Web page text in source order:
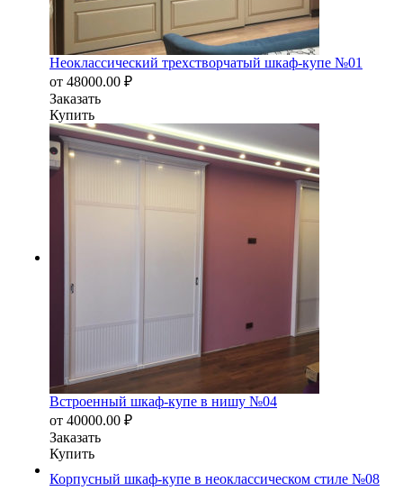
Неоклассический трехстворчатый шкаф-купе №01
от 48000.00 ₽
Заказать
Купить
Встроенный шкаф-купе в нишу №04
от 40000.00 ₽
Заказать
Купить
Корпусный шкаф-купе в неоклассическом стиле №08